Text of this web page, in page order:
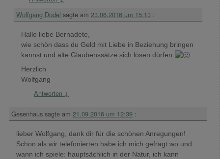
Wolfgang Dodel sagte am 23.06.2016 um 15:13 :
Hallo liebe Bernadete,
wie schön dass du Geld mit Liebe in Beziehung bringen
kannst und alte Glaubenssätze sich lösen dürfen
Herzlich
Wolfgang
Antworten ↓
Gesenhaus sagte am 21.09.2016 um 12:39 :
lieber Wolfgang, dank dir für die schönen Anregungen!
Schon als wir telefonierten habe ich mich gefragt wo und
wann ich spiele: hauptsächlich in der Natur, ich kann